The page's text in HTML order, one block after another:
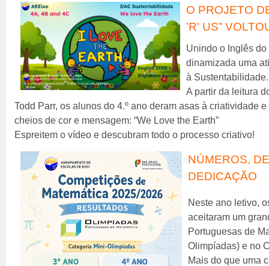
O PROJETO
’R' US”
Unindo o Inglês
dinamizada uma
à Sustentabilidade.
A partir da leitura
Todd Parr, os alunos do 4.º ano deram asas à criatividade
cheios de cor e mensagem: “We Love the Earth”
Espreitem o vídeo e descubram todo o processo criativo!
NÚMEROS,
DEDICAÇÃO
Neste ano letivo,
aceitaram um
Portuguesas de
Olimpíadas) e no
Mais do que uma